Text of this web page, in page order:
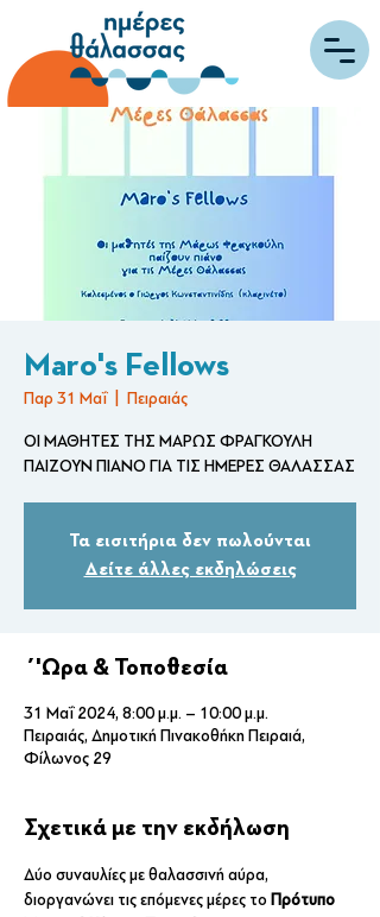
Maro's Fellows
Παρ 31 Μαΐ
  |
Πειραιάς
ΟΙ ΜΑΘΗΤΕΣ ΤΗΣ ΜΑΡΩΣ ΦΡΑΓΚΟΥΛΗ
ΠΑΙΖΟΥΝ ΠΙΑΝΟ ΓΙΑ ΤΙΣ ΗΜΕΡΕΣ ΘΑΛΑΣΣΑΣ
Τα εισιτήρια δεν πωλούνται
Δείτε άλλες εκδηλώσεις
΄'Ωρα & Τοποθεσία
31 Μαΐ 2024, 8:00 μ.μ. – 10:00 μ.μ.
Πειραιάς, Δημοτική Πινακοθήκη Πειραιά,
Φίλωνος 29
Σχετικά με την εκδήλωση
Δύο συναυλίες με θαλασσινή αύρα,
διοργανώνει τις επόμενες μέρες το Πρότυπο